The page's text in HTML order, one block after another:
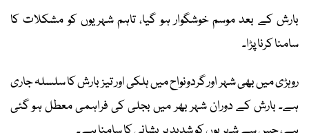
بارش کے بعد موسم خوشگوار ہو گیا، تاہم شہریوں کو مشکلات کا
سامنا کرنا پڑا۔
روہڑی میں بھی شہر اور گردونواح میں ہلکی اور تیز بارش کا سلسلہ جاری
ہے۔ بارش کے دوران شہر بھر میں بجلی کی فراہمی معطل ہو گئی